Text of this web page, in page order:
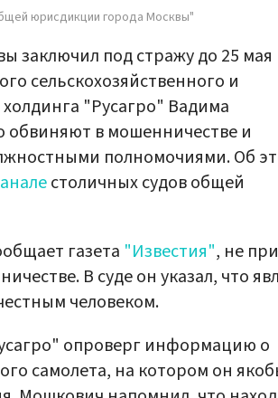
юрисдикции города Москвы"
заключил под стражу до 25 мая
сельскохозяйственного и
"Русагро" Вадима
обвиняют в мошенничестве и
полномочиями. Об
столичных судов общей
газета "Известия", не
В суде он указал, что
человеком.
опроверг информацию о
самолета, на котором он